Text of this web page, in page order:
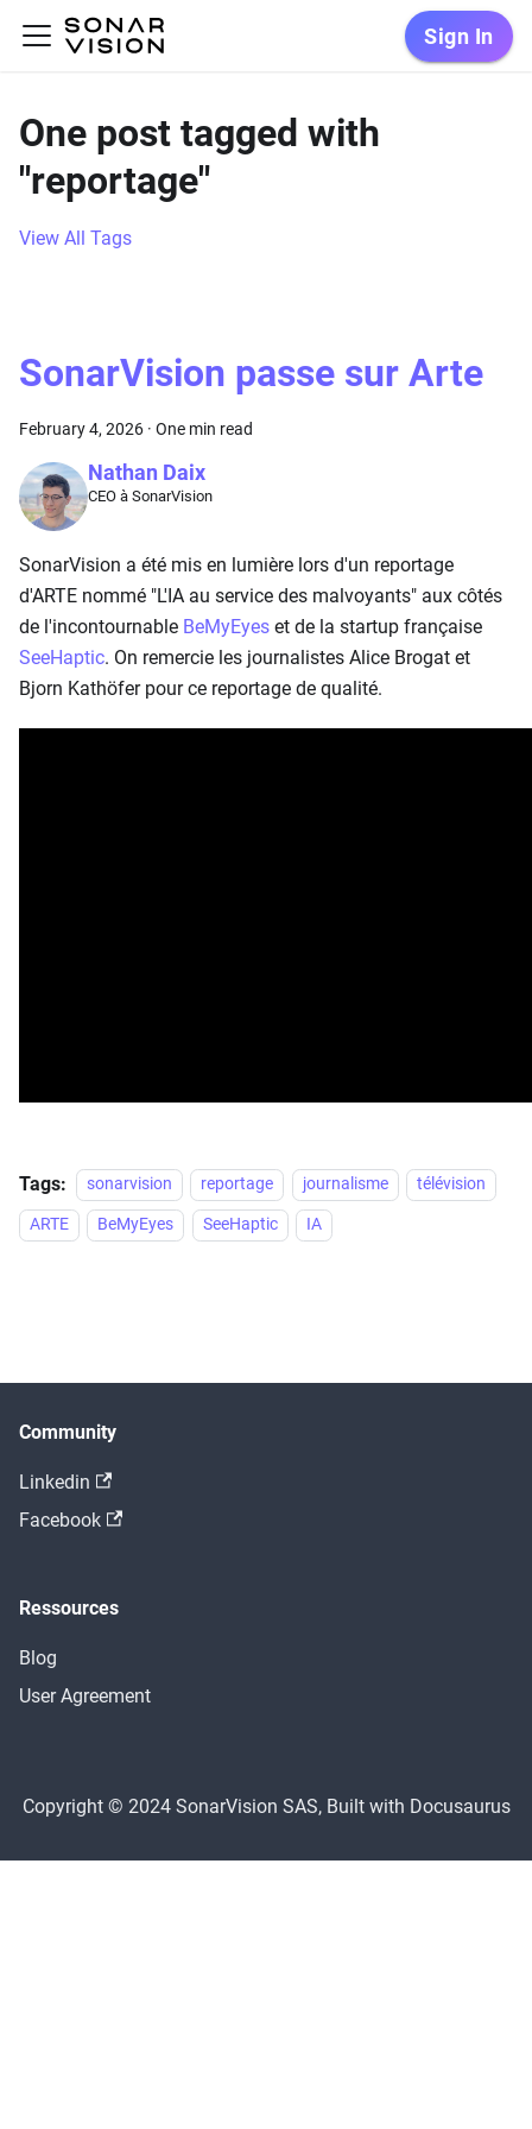
Sign In
One post tagged with
"reportage"
View All Tags
SonarVision passe sur Arte
February 4, 2026 · One min read
Nathan Daix
CEO à SonarVision
SonarVision a été mis en lumière lors d'un reportage
d'ARTE nommé "L'IA au service des malvoyants" aux côtés
de l'incontournable BeMyEyes et de la startup française
SeeHaptic. On remercie les journalistes Alice Brogat et
Bjorn Kathöfer pour ce reportage de qualité.
Tags: sonarvision reportage journalisme
télévision
ARTE
BeMyEyes SeeHaptic IA
Community
Linkedin
Facebook
Ressources
Blog
User Agreement
Copyright © 2024 SonarVision SAS, Built with Docusaurus